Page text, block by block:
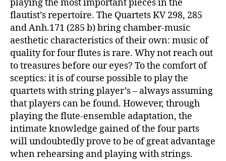
playing the most important pieces in the
flautist’s repertoire. The Quartets KV 298, 285
and Anh.171 (285 b) bring chamber-music
aesthetic characteristics of their own: music of
quality for four flutes is rare. Why not reach out
to treasures before our eyes? To the comfort of
sceptics: it is of course possible to play the
quartets with string player’s – always assuming
that players can be found. However, through
playing the flute-ensemble adaptation, the
intimate knowledge gained of the four parts
will undoubtedly prove to be of great advantage
when rehearsing and playing with strings.